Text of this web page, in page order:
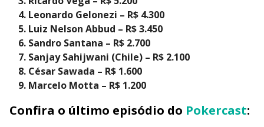
Leonardo Gelonezi – R$ 4.300
Luiz Nelson Abbud – R$ 3.450
Sandro Santana – R$ 2.700
Sanjay Sahijwani (Chile) – R$ 2.100
César Sawada – R$ 1.600
Marcelo Motta – R$ 1.200
Confira o último episódio do Pokercast: